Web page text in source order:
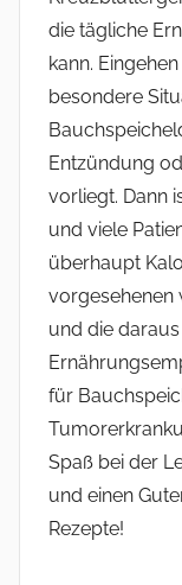
die tägliche
kann.
besondere
Entzündung
vorliegt. Dann
und viele
überhaupt
vorgesehenen
und die
für
Spaß bei der
und einen
Rezepte!